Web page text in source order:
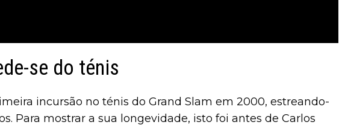
se do ténis
incursão no ténis do Grand Slam em 2000, estreando-
Para mostrar a sua longevidade, isto foi antes de Carlos